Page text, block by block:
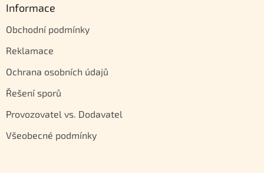
Informace
Obchodní podmínky
Reklamace
Ochrana osobních údajů
Řešení sporů
Provozovatel vs. Dodavatel
Všeobecné podmínky